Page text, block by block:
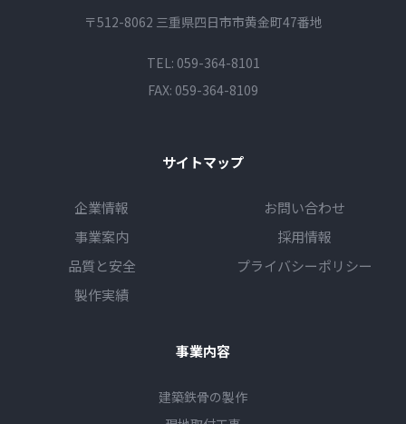
〒512-8062 三重県四日市市黄金町47番地
TEL: 059-364-8101
FAX: 059-364-8109
サイトマップ
企業情報
事業案内
品質と安全
製作実績
お問い合わせ
採用情報
プライバシーポリシー
事業内容
建築鉄骨の製作